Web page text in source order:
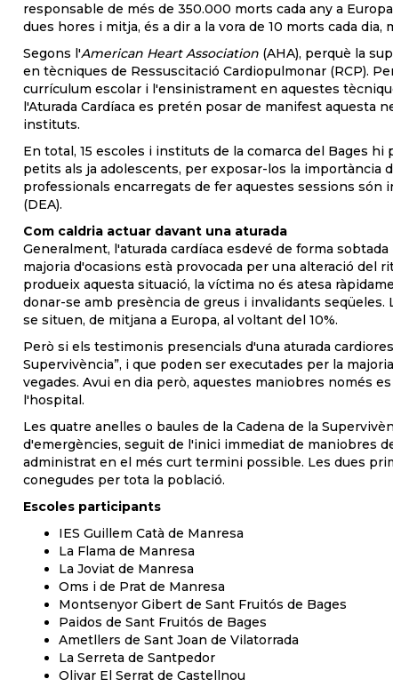
responsable de més de 350.000 morts cada any a
dues hores i mitja, és a dir a la vora de 10 morts cada
Segons l'American Heart Association(AHA), perquè la
en tècniques de Ressuscitació Cardiopulmonar (RCP).
currículum escolar i l'ensinistrament en aquestes
l'Aturada Cardíaca es pretén posar de manifest aquesta
instituts.
En total, 15 escoles i instituts de la comarca del Bages
petits als ja adolescents, per exposar-los la importància
professionals encarregats de fer aquestes sessions són
(DEA).
Com caldria actuar davant una aturada
Generalment, l'aturada cardíaca esdevé de forma
majoria d'ocasions està provocada per una alteració del
produeix aquesta situació, la víctima no és atesa
donar-se amb presència de greus i invalidants
se situen, de mitjana a Europa, al voltant del 10%.
Però si els testimonis presencials d'una aturada
Supervivència”, i que poden ser executades per la
vegades. Avui en dia però, aquestes maniobres només
l'hospital.
Les quatre anelles o baules de la Cadena de la
d'emergències, seguit de l'inici immediat de maniobres
administrat en el més curt termini possible. Les dues
conegudes per tota la població.
Escoles participants
IES Guillem Catà de Manresa
La Flama de Manresa
La Joviat de Manresa
Oms i de Prat de Manresa
Montsenyor Gibert de Sant Fruitós de Bages
Paidos de Sant Fruitós de Bages
Ametllers de Sant Joan de Vilatorrada
La Serreta de Santpedor
Olivar El Serrat de Castellnou